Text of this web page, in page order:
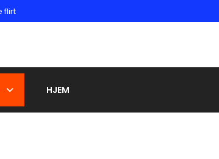
flirt
HJEM